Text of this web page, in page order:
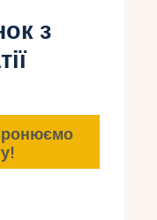
з